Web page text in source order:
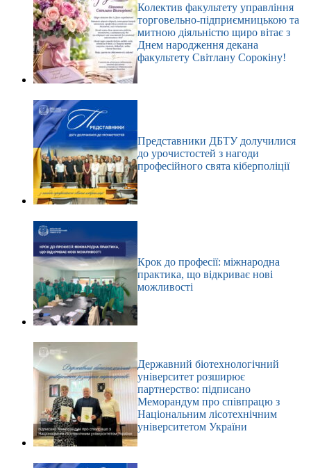
Колектив факультету управління
торговельно-підприємницькою та
митною діяльністю щиро вітає з
Днем народження декана
факультету Світлану Сорокіну!
Представники ДБТУ долучилися
до урочистостей з нагоди
професійного свята кіберполіції
Крок до професії: міжнародна
практика, що відкриває нові
можливості
Державний біотехнологічний
університет розширює
партнерство: підписано
Меморандум про співпрацю з
Національним лісотехнічним
університетом України